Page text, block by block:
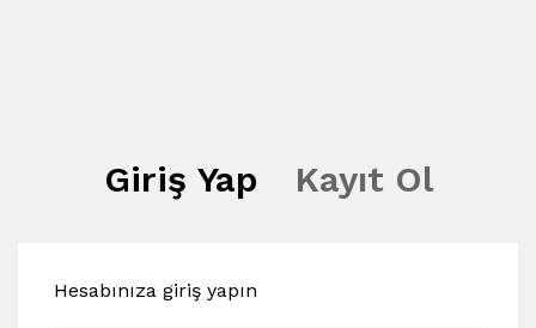
Giriş Yap Kayıt Ol
Hesabınıza giriş yapın